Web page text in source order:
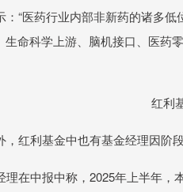
：“医药行业内部非新药的诸多
生命科学上游、脑机接口、医药
红利
红利基金中也有基金经理因阶
理在中报中称，2025年上半年